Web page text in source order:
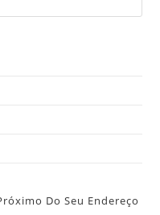
Do Seu Endereço